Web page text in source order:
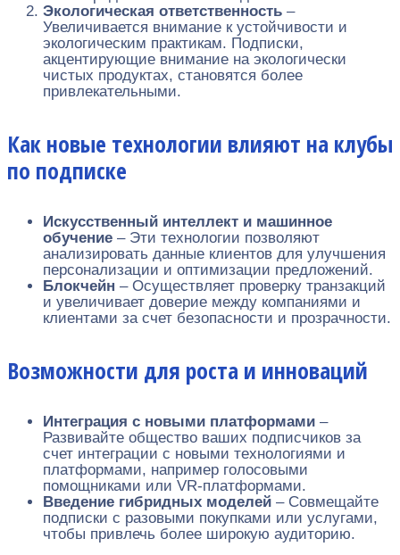
Экологическая ответственность –
Увеличивается внимание к устойчивости и
экологическим практикам. Подписки,
акцентирующие внимание на экологически
чистых продуктах, становятся более
привлекательными.
Как новые технологии влияют на клубы
по подписке
Искусственный интеллект и машинное
обучение – Эти технологии позволяют
анализировать данные клиентов для улучшения
персонализации и оптимизации предложений.
Блокчейн – Осуществляет проверку транзакций
и увеличивает доверие между компаниями и
клиентами за счет безопасности и прозрачности.
Возможности для роста и инноваций
Интеграция с новыми платформами –
Развивайте общество ваших подписчиков за
счет интеграции с новыми технологиями и
платформами, например голосовыми
помощниками или VR-платформами.
Введение гибридных моделей – Совмещайте
подписки с разовыми покупками или услугами,
чтобы привлечь более широкую аудиторию.